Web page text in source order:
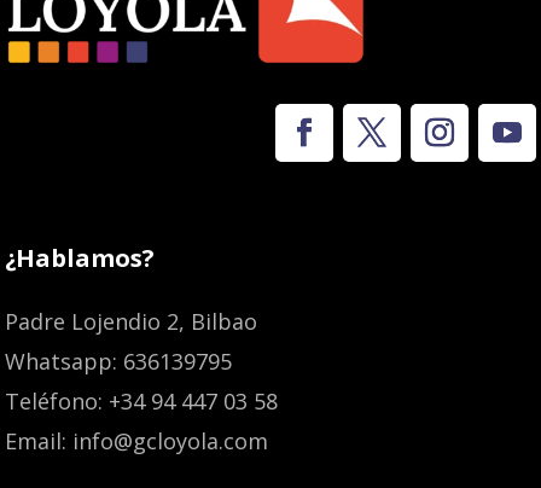
¿Hablamos?
Padre Lojendio 2, Bilbao
Whatsapp: 636139795
Teléfono: +34 94 447 03 58
Email: info@gcloyola.com